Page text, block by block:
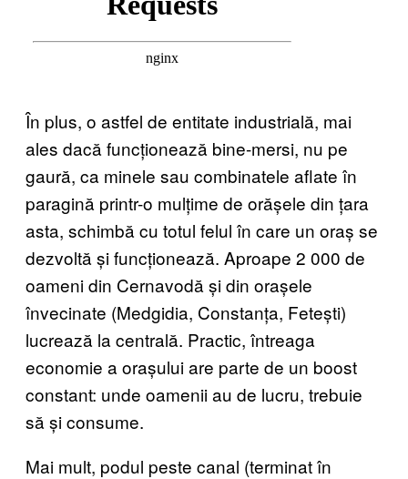
În plus, o astfel de entitate industrială, mai
ales dacă funcționează bine-mersi, nu pe
gaură, ca minele sau combinatele aflate în
paragină printr-o mulțime de orășele din țara
asta, schimbă cu totul felul în care un oraș se
dezvoltă și funcționează. Aproape 2 000 de
oameni din Cernavodă și din orașele
învecinate (Medgidia, Constanța, Fetești)
lucrează la centrală. Practic, întreaga
economie a orașului are parte de un boost
constant: unde oamenii au de lucru, trebuie
să și consume.
Mai mult, podul peste canal (terminat în